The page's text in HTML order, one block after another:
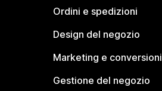
Ordini e spedizioni
Design del negozio
Marketing e conversioni
Gestione del negozio